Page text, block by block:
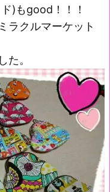
)もgood！！！
ラクルマーケット
た。